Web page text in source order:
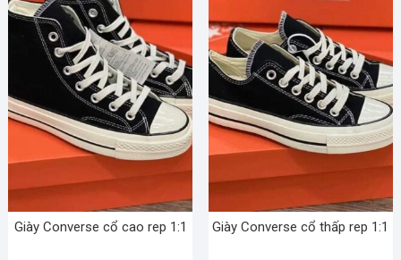
Giày Converse cổ cao rep 1:1 Giày Converse cổ thấp rep 1:1